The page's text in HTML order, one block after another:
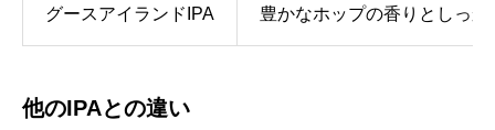
グースアイランドIPA 豊かなホップの香りとしっか
他のIPAとの違い